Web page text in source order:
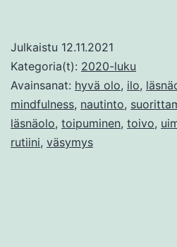
Julkaistu 12.11.2021
Kategoria(t): 2020-luku
Avainsanat: hyvä olo, ilo,
mindfulness, nautinto,
läsnäolo, toipuminen, toivo,
rutiini, väsymys